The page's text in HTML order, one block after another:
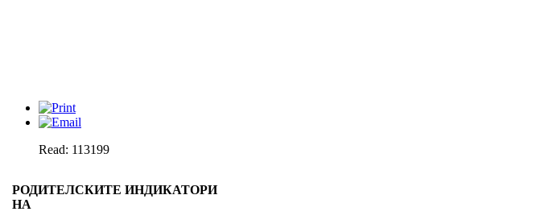
Read: 113199
РОДИТЕЛСКИТЕ ИНДИКАТОРИ
НА